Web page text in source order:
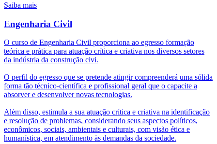
Saiba mais
Engenharia Civil
O curso de Engenharia Civil proporciona ao egresso formação
teórica e prática para atuação crítica e criativa nos diversos setores
da indústria da construção civi.
O perfil do egresso que se pretende atingir compreenderá uma sólida
forma tão técnico-científica e profissional geral que o capacite a
absorver e desenvolver novas tecnologias.
Além disso, estimula a sua atuação crítica e criativa na identificação
e resolução de problemas, considerando seus aspectos políticos,
econômicos, sociais, ambientais e culturais, com visão ética e
humanística, em atendimento às demandas da sociedade.